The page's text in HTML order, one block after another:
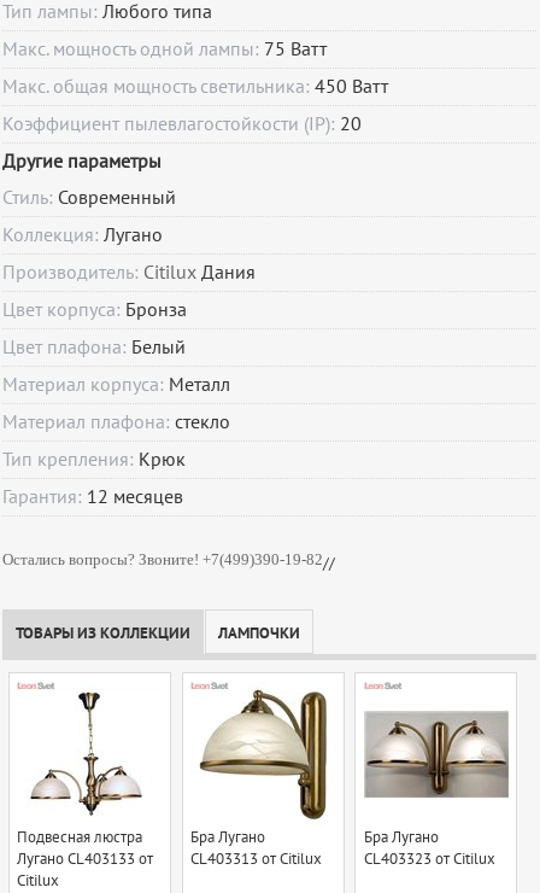
Тип лампы:Любого типа
Макс. мощность одной лампы: 75 Ватт
Макс. общая мощность светильника:450 Ватт
Коэффициент пылевлагостойкости (IP): 20
Другие параметры
Стиль: Современный
Коллекция:Лугано
Производитель: Citilux Дания
Цвет корпуса: Бронза
Цвет плафона: Белый
Материал корпуса: Металл
Материал плафона:стекло
Тип крепления: Крюк
Гарантия: 12 месяцев
Остались вопросы? Звоните! +7(499)390-19-82//
ТОВАРЫ ИЗ КОЛЛЕКЦИИ ЛАМПОЧКИ
Подвесная люстра
Лугано CL403133 от
Citilux
Бра Лугано
CL403313 от Citilux
Бра Лугано
CL403323 от Citilux